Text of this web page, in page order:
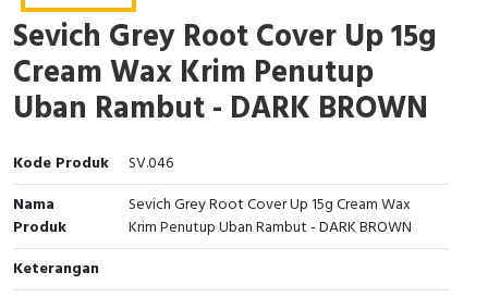
Sevich Grey Root Cover Up 15g
Cream Wax Krim Penutup
Uban Rambut - DARK BROWN
Kode Produk
SV.046
Nama
Produk
Sevich Grey Root Cover Up 15g Cream Wax
Krim Penutup Uban Rambut - DARK BROWN
Keterangan